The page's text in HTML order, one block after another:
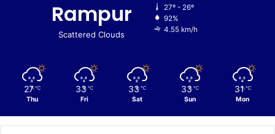
Rampur
Scattered Clouds
27º - 26º
92%
4.55 km/h
27 ℃
Thu
33 ℃
Fri
33 ℃
Sat
33 ℃
Sun
31 ℃
Mon